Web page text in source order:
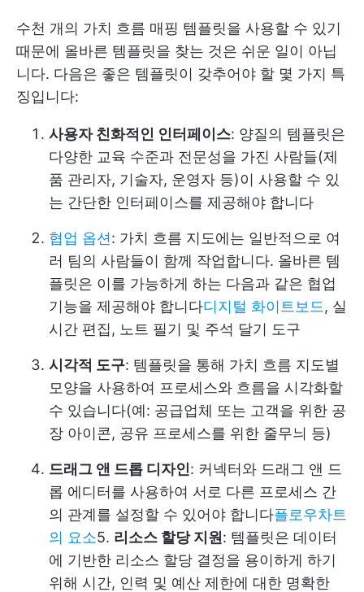
수천 개의 가치 흐름 매핑 템플릿을 사용할 수 있기
때문에 올바른 템플릿을 찾는 것은 쉬운 일이 아닙
니다. 다음은 좋은 템플릿이 갖추어야 할 몇 가지 특
징입니다:
사용자 친화적인 인터페이스: 양질의 템플릿은
다양한 교육 수준과 전문성을 가진 사람들(제
품 관리자, 기술자, 운영자 등)이 사용할 수 있
는 간단한 인터페이스를 제공해야 합니다
협업 옵션: 가치 흐름 지도에는 일반적으로 여
러 팀의 사람들이 함께 작업합니다. 올바른 템
플릿은 이를 가능하게 하는 다음과 같은 협업
기능을 제공해야 합니다디지털 화이트보드 , 실
시간 편집, 노트 필기 및 주석 달기 도구
시각적 도구: 템플릿을 통해 가치 흐름 지도별
모양을 사용하여 프로세스와 흐름을 시각화할
수 있습니다(예: 공급업체 또는 고객을 위한 공
장 아이콘, 공유 프로세스를 위한 줄무늬 등)
드래그 앤 드롭 디자인: 커넥터와 드래그 앤 드
롭 에디터를 사용하여 서로 다른 프로세스 간
의 관계를 설정할 수 있어야 합니다플로우차트
의 요소5. 리소스 할당 지원 : 템플릿은 데이터
에 기반한 리소스 할당 결정을 용이하게 하기
위해 시간, 인력 및 예산 제한에 대한 명확한